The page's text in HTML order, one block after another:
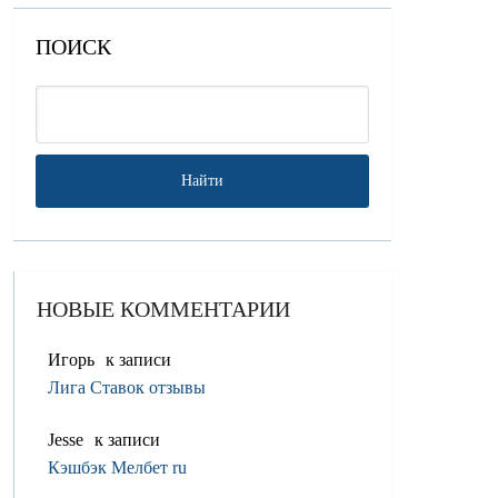
ПОИСК
НОВЫЕ КОММЕНТАРИИ
Игорь к записи
Лига Ставок отзывы
Jesse к записи
Кэшбэк Мелбет ru